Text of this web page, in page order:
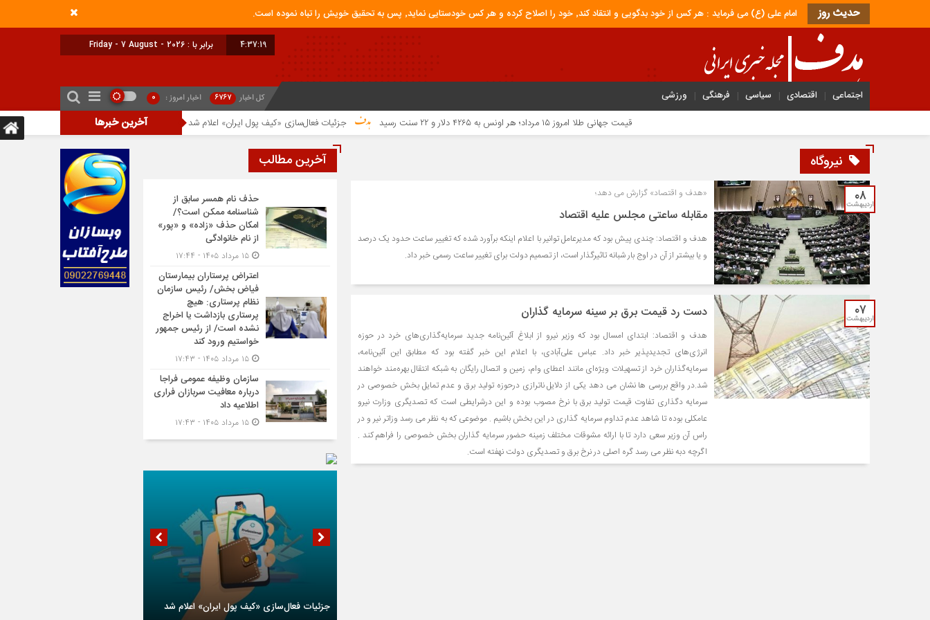
حدیث روز امام علی (ع) می فرماید : هر کس از خود بدگویی و انتقاد کند٬ خود را اصلاح کرده و هر کس خودستایی نماید٬ پس به تحقیق خویش را تباه نموده است.
4:37:19 برابر با : Friday - 7 August - 2026
اجتماعی اقتصادی سیاسی فرهنگی ورزشی کل اخبار 6767 اخبار امروز : 0
آخرین خبرها قیمت جهانی طلا امروز ۱۵ مرداد؛ هر اونس به ۴۲۶۵ دلار و ۲۲ سنت رسید جزئیات فعال‌سازی «کیف پول ایران» اعلام شد صرافی کوین‌بیس معاملات ۶ رمزارز را متوقف کرد
نیروگاه
۰۸
اردیبهشت
«هدف و اقتصاد» گزارش می دهد؛
مقابله ساعتی مجلس علیه اقتصاد
هدف و اقتصاد: چندی پیش بود که مدیرعامل توانیر با اعلام اینکه برآورد شده که تغییر ساعت حدود یک درصد
و یا بیشتر از آن در اوج بار شبانه تاثیرگذار است، از تصمیم دولت برای تغییر ساعت رسمی خبر داد.
۰۷
اردیبهشت دست رد قیمت برق بر سینه سرمایه گذاران
هدف و اقتصاد: ابتدای امسال بود که وزیر نیرو از ابلاغ آئین‌نامه جدید سرمایه‌گذاری‌های خرد در حوزه
انرژی‌های تجدیدپذیر خبر داد. عباس علی‌آبادی، با اعلام این خبر گفته بود که مطابق این آئین‌نامه،
سرمایه‌گذاران خرد از تسهیلات ویژه‌ای مانند اعطای وام، زمین و اتصال رایگان به شبکه انتقال بهره‌مند خواهند
شد.در واقع بررسی ها نشان می دهد یکی از دلایل ناترازی درحوزه تولید برق و عدم تمایل بخش خصوصی در
سرمایه دگذاری تفاوت قیمت تولید برق با نرخ مصوب بوده و این درشرایطی است که تصدیگری وزارت نیرو
عامکلی بوده تا شاهد عدم تداوم سرمایه گذاری در این بخش باشیم . موضوعی که به نظر می رسد وزاتر نیر و در
راس آن وزیر سعی دارد تا با ارائه مشوقات مختلف زمینه حضور سرمایه گذاران بخش خصوصی را فراهم کند .
اگرچه دبه نظر می رسد گره اصلی در نرخ برق و تصدیگری دولت نهفته است.
آخرین مطالب
حذف نام همسر سابق از
شناسنامه ممکن است؟/
امکان حذف «زاده» و «پور»
از نام خانوادگی
اعتراض پرستاران بیمارستان
فیاض بخش/ رئیس سازمان
نظام پرستاری: هیچ
پرستاری بازداشت یا اخراج
نشده است/ از رئیس جمهور
خواستیم ورود کند
سازمان وظیفه عمومی فراجا
درباره معافیت سربازان فراری
اطلاعیه داد
جزئیات فعال‌سازی «کیف پول ایران» اعلام شد